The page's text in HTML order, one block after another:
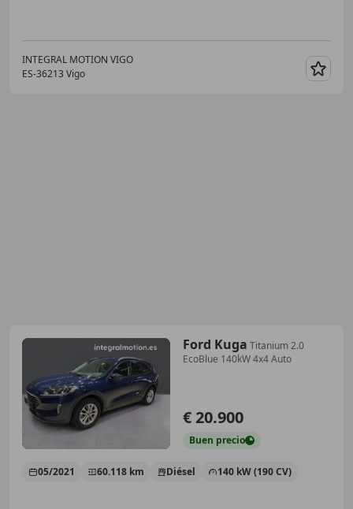
INTEGRAL MOTION VIGO
ES-36213 Vigo
Ford Kuga Titanium 2.0
EcoBlue 140kW 4x4 Auto
€ 20.900
Buen precio
05/2021 60.118 km Diésel 140 kW (190 CV)